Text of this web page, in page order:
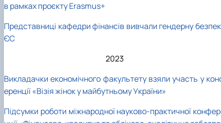
в рамках проєкту Erasmus+
Представниці кафедри фінансів вивчали гендерну
ЄС
2023
Викладачки економічного факультету взяли участь у
еренції «Візія жінок у майбутньому України»
Підсумки роботи міжнародної науково-практичної